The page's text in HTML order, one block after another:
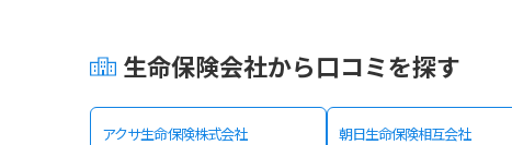
生命保険会社から口コミを探す
アクサ生命保険株式会社 朝日生命保険相互会社